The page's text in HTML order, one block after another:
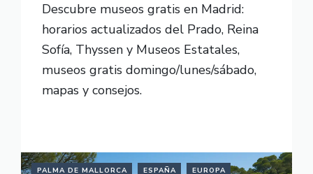
Descubre museos gratis en Madrid:
horarios actualizados del Prado, Reina
Sofía, Thyssen y Museos Estatales,
museos gratis domingo/lunes/sábado,
mapas y consejos.
PALMA DE MALLORCA ESPAÑA EUROPA